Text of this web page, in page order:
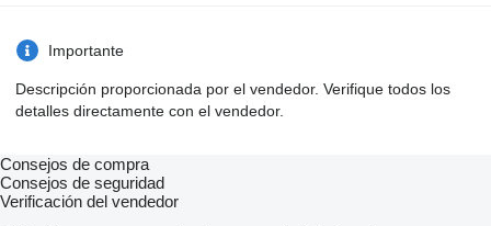
Importante
Descripción proporcionada por el vendedor. Verifique todos los
detalles directamente con el vendedor.
Consejos de compra
Consejos de seguridad
Verificación del vendedor